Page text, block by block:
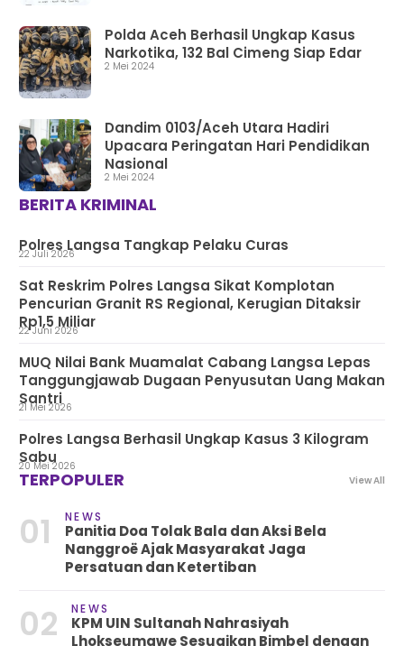
Polda Aceh Berhasil Ungkap Kasus
Narkotika, 132 Bal Cimeng Siap Edar
2 Mei 2024
Dandim 0103/Aceh Utara Hadiri
Upacara Peringatan Hari Pendidikan
Nasional
2 Mei 2024
BERITA KRIMINAL
Polres Langsa Tangkap Pelaku Curas
22 Juli 2026
Sat Reskrim Polres Langsa Sikat Komplotan
Pencurian Granit RS Regional, Kerugian Ditaksir
Rp1,5 Miliar
22 Juni 2026
MUQ Nilai Bank Muamalat Cabang Langsa Lepas
Tanggungjawab Dugaan Penyusutan Uang Makan
Santri
21 Mei 2026
Polres Langsa Berhasil Ungkap Kasus 3 Kilogram
Sabu20 Mei 2026
TERPOPULER View All
01 NEWS
Panitia Doa Tolak Bala dan Aksi Bela
Nanggroë Ajak Masyarakat Jaga
Persatuan dan Ketertiban
02 NEWS
KPM UIN Sultanah Nahrasiyah
Lhokseumawe Sesuaikan Bimbel dengan